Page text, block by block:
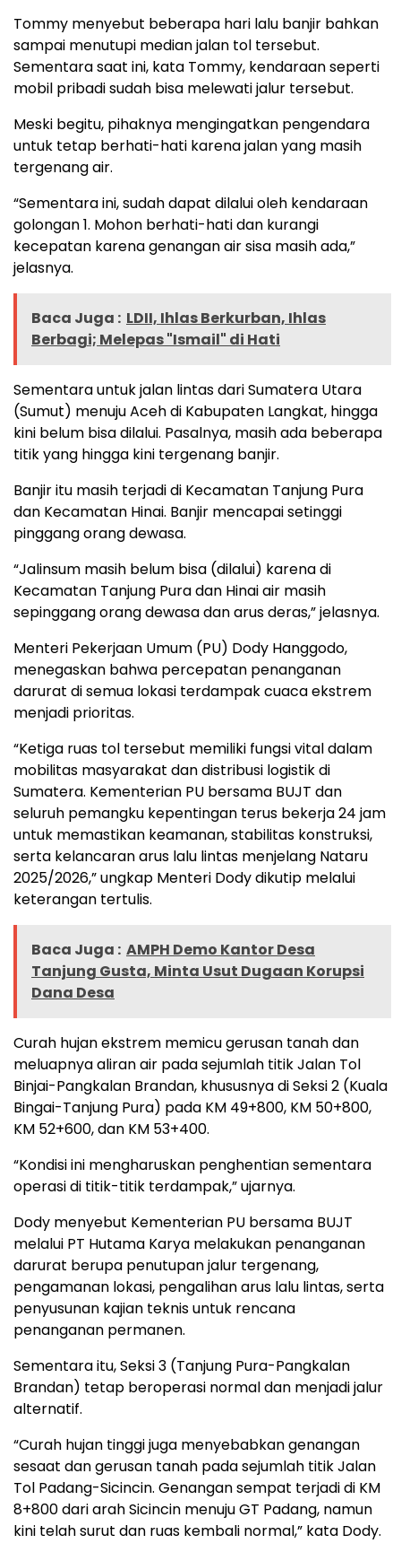
Tommy menyebut beberapa hari lalu banjir bahkan
sampai menutupi median jalan tol tersebut.
Sementara saat ini, kata Tommy, kendaraan seperti
mobil pribadi sudah bisa melewati jalur tersebut.
Meski begitu, pihaknya mengingatkan pengendara
untuk tetap berhati-hati karena jalan yang masih
tergenang air.
“Sementara ini, sudah dapat dilalui oleh kendaraan
golongan 1. Mohon berhati-hati dan kurangi
kecepatan karena genangan air sisa masih ada,”
jelasnya.
Baca Juga : LDII, Ihlas Berkurban, Ihlas
Berbagi; Melepas "Ismail" di Hati
Sementara untuk jalan lintas dari Sumatera Utara
(Sumut) menuju Aceh di Kabupaten Langkat, hingga
kini belum bisa dilalui. Pasalnya, masih ada beberapa
titik yang hingga kini tergenang banjir.
Banjir itu masih terjadi di Kecamatan Tanjung Pura
dan Kecamatan Hinai. Banjir mencapai setinggi
pinggang orang dewasa.
“Jalinsum masih belum bisa (dilalui) karena di
Kecamatan Tanjung Pura dan Hinai air masih
sepinggang orang dewasa dan arus deras,” jelasnya.
Menteri Pekerjaan Umum (PU) Dody Hanggodo,
menegaskan bahwa percepatan penanganan
darurat di semua lokasi terdampak cuaca ekstrem
menjadi prioritas.
“Ketiga ruas tol tersebut memiliki fungsi vital dalam
mobilitas masyarakat dan distribusi logistik di
Sumatera. Kementerian PU bersama BUJT dan
seluruh pemangku kepentingan terus bekerja 24 jam
untuk memastikan keamanan, stabilitas konstruksi,
serta kelancaran arus lalu lintas menjelang Nataru
2025/2026,” ungkap Menteri Dody dikutip melalui
keterangan tertulis.
Baca Juga : AMPH Demo Kantor Desa
Tanjung Gusta, Minta Usut Dugaan Korupsi
Dana Desa
Curah hujan ekstrem memicu gerusan tanah dan
meluapnya aliran air pada sejumlah titik Jalan Tol
Binjai-Pangkalan Brandan, khususnya di Seksi 2 (Kuala
Bingai-Tanjung Pura) pada KM 49+800, KM 50+800,
KM 52+600, dan KM 53+400.
“Kondisi ini mengharuskan penghentian sementara
operasi di titik-titik terdampak,” ujarnya.
Dody menyebut Kementerian PU bersama BUJT
melalui PT Hutama Karya melakukan penanganan
darurat berupa penutupan jalur tergenang,
pengamanan lokasi, pengalihan arus lalu lintas, serta
penyusunan kajian teknis untuk rencana
penanganan permanen.
Sementara itu, Seksi 3 (Tanjung Pura-Pangkalan
Brandan) tetap beroperasi normal dan menjadi jalur
alternatif.
“Curah hujan tinggi juga menyebabkan genangan
sesaat dan gerusan tanah pada sejumlah titik Jalan
Tol Padang-Sicincin. Genangan sempat terjadi di KM
8+800 dari arah Sicincin menuju GT Padang, namun
kini telah surut dan ruas kembali normal,” kata Dody.